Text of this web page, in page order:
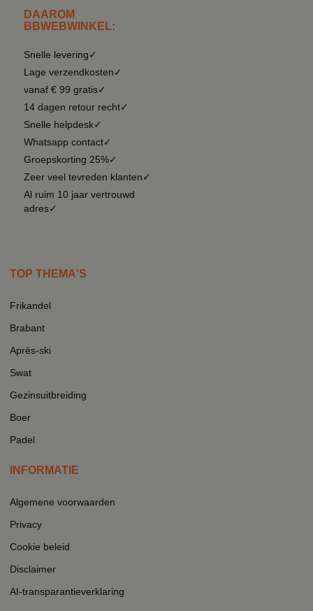
DAAROM
BBWEBWINKEL:
Snelle levering✓
Lage verzendkosten✓
vanaf € 99 gratis✓
14 dagen retour recht✓
Snelle helpdesk✓
Whatsapp contact✓
Groepskorting 25%✓
Zeer veel tevreden klanten✓
Al ruim 10 jaar vertrouwd
adres✓
TOP THEMA'S
Frikandel
Brabant
Après-ski
Swat
Gezinsuitbreiding
Boer
Padel
INFORMATIE
Algemene voorwaarden
Privacy
Cookie beleid
Disclaimer
AI-transparantieverklaring